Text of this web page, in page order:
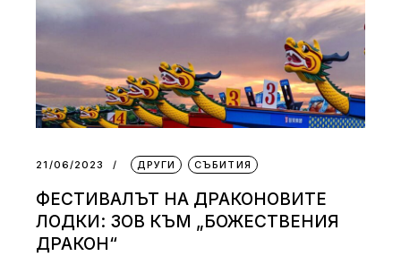
21/06/2023 ДРУГИ СЪБИТИЯ
ФЕСТИВАЛЪТ НА ДРАКОНОВИТЕ
ЛОДКИ: ЗОВ КЪМ „БОЖЕСТВЕНИЯ
ДРАКОН“